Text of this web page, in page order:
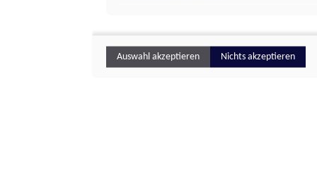
Auswahl akzeptieren Nichts akzeptieren